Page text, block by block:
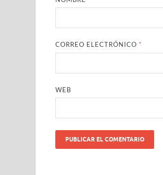
CORREO ELECTRÓNICO *
WEB